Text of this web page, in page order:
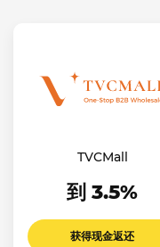
TVCMall
到 3.5%
获得现金返还